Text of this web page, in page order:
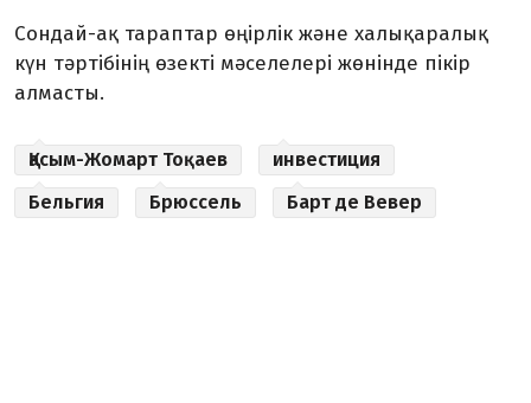
Сондай-ақ тараптар өңірлік және халықаралық
күн тәртібінің өзекті мәселелері жөнінде пікір
алмасты.
Қасым-Жомарт Тоқаев
инвестиция
Бельгия
Брюссель Барт де Вевер